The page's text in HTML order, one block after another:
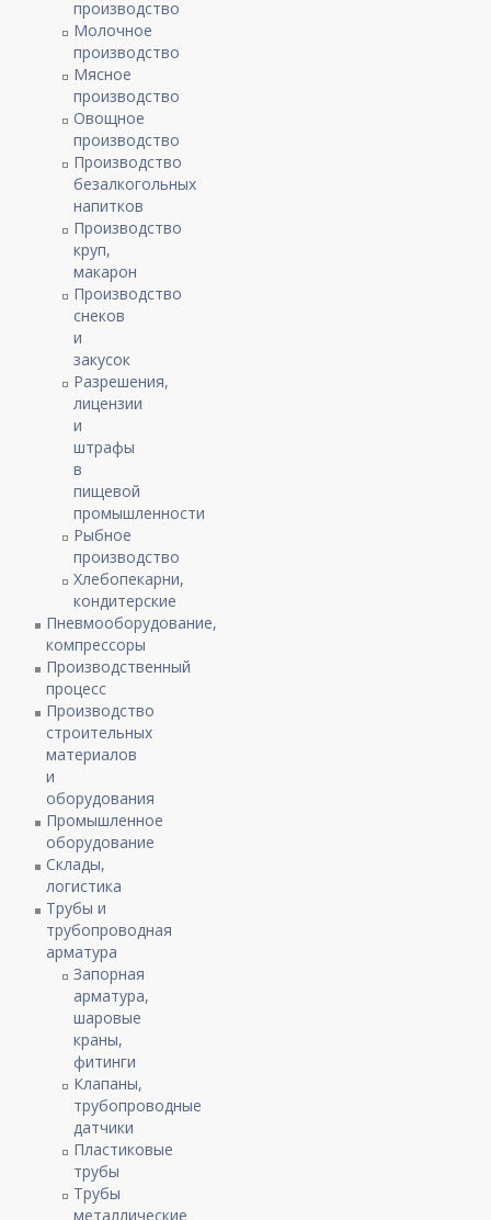
производство
Молочное
производство
Мясное
производство
Овощное
производство
Производство
безалкогольных
напитков
Производство
круп,
макарон
Производство
снеков
и
закусок
Разрешения,
лицензии
и
штрафы
в
пищевой
промышленности
Рыбное
производство
Хлебопекарни,
кондитерские
Пневмооборудование,
компрессоры
Производственный
процесс
Производство
строительных
материалов
и
оборудования
Промышленное
оборудование
Склады,
логистика
Трубы и
трубопроводная
арматура
Запорная
арматура,
шаровые
краны,
фитинги
Клапаны,
трубопроводные
датчики
Пластиковые
трубы
Трубы
металлические